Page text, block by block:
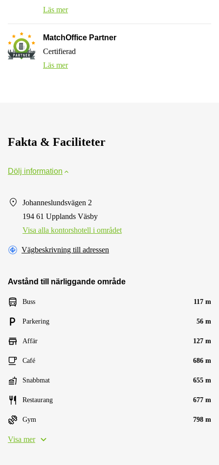
Läs mer
MatchOffice Partner
Certifierad
Läs mer
Fakta & Faciliteter
Dölj information
Johanneslundsvägen 2
194 61 Upplands Väsby
Visa alla kontorshotell i området
Vägbeskrivning till adressen
Avstånd till närliggande område
Buss 117 m
Parkering 56 m
Affär 127 m
Café 686 m
Snabbmat 655 m
Restaurang 677 m
Gym 798 m
Visa mer